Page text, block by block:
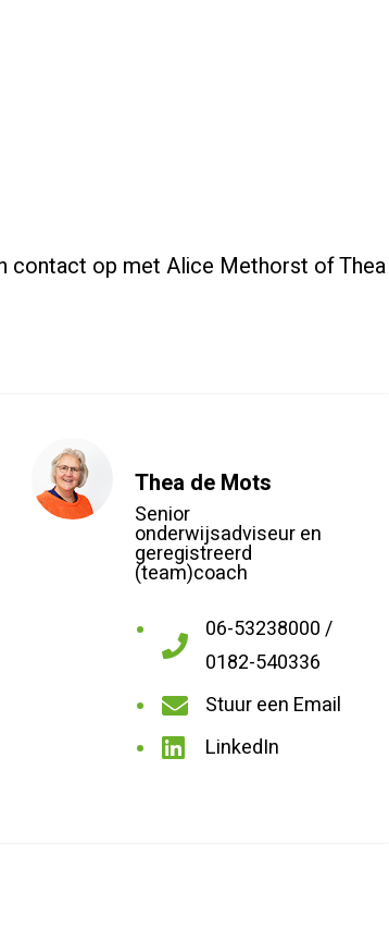
contact op met Alice Methorst of Thea
Thea de Mots
Senior
onderwijsadviseur en
geregistreerd
(team)coach
06-53238000 /
0182-540336
Bel
met
Thea
Stuur een Email
Stuur
een
LinkedIn
LinkedIn